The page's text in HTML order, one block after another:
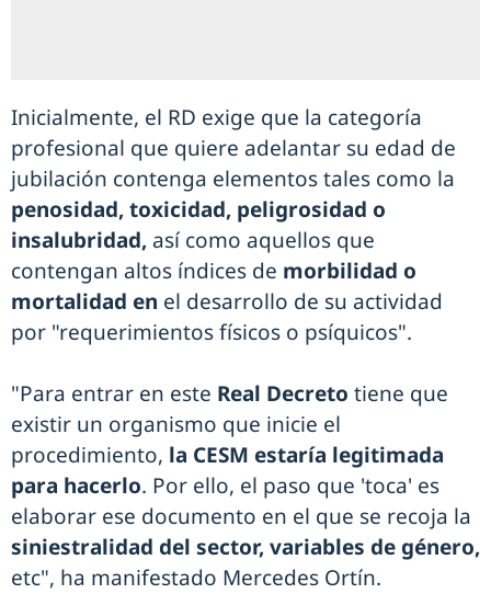
Inicialmente, el RD exige que la categoría
profesional que quiere adelantar su edad de
jubilación contenga elementos tales como la
penosidad, toxicidad, peligrosidad o
insalubridad, así como aquellos que
contengan altos índices de morbilidad o
mortalidad en el desarrollo de su actividad
por "requerimientos físicos o psíquicos".
"Para entrar en este Real Decreto tiene que
existir un organismo que inicie el
procedimiento, la CESM estaría legitimada
para hacerlo. Por ello, el paso que 'toca' es
elaborar ese documento en el que se recoja la
siniestralidad del sector, variables de género,
etc", ha manifestado Mercedes Ortín.